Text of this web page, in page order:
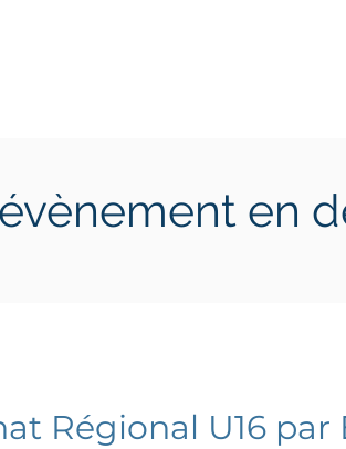
en
Régional U16 par